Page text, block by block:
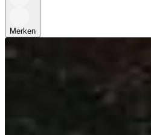
Merken